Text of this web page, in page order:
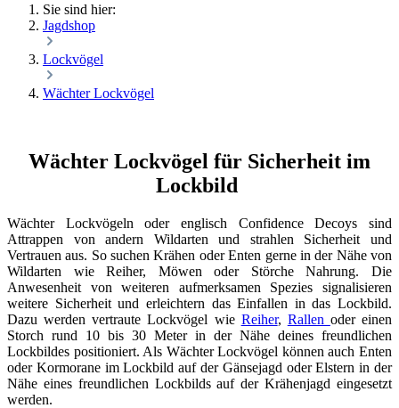
Sie sind hier:
Jagdshop
Lockvögel
Wächter Lockvögel
Wächter Lockvögel für Sicherheit im
Lockbild
Wächter Lockvögeln oder englisch Confidence Decoys sind
Attrappen von andern Wildarten und strahlen Sicherheit und
Vertrauen aus. So suchen Krähen oder Enten gerne in der Nähe von
Wildarten wie Reiher, Möwen oder Störche Nahrung. Die
Anwesenheit von weiteren aufmerksamen Spezies signalisieren
weitere Sicherheit und erleichtern das Einfallen in das Lockbild.
Dazu werden vertraute Lockvögel wie Reiher, Rallen oder einen
Storch rund 10 bis 30 Meter in der Nähe deines freundlichen
Lockbildes positioniert. Als Wächter Lockvögel können auch Enten
oder Kormorane im Lockbild auf der Gänsejagd oder Elstern in der
Nähe eines freundlichen Lockbilds auf der Krähenjagd eingesetzt
werden.